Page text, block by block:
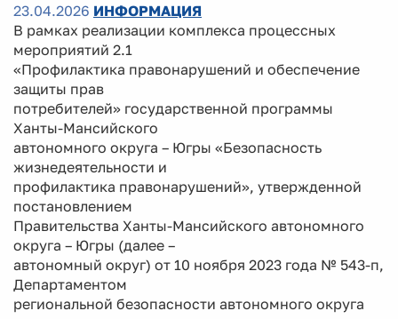
23.04.2026 ИНФОРМАЦИЯ
В рамках реализации комплекса процессных
мероприятий 2.1
«Профилактика правонарушений и обеспечение
защиты прав
потребителей» государственной программы
Ханты-Мансийского
автономного округа – Югры «Безопасность
жизнедеятельности и
профилактика правонарушений», утвержденной
постановлением
Правительства Ханты-Мансийского автономного
округа – Югры (далее –
автономный округ) от 10 ноября 2023 года № 543-п,
Департаментом
региональной безопасности автономного округа